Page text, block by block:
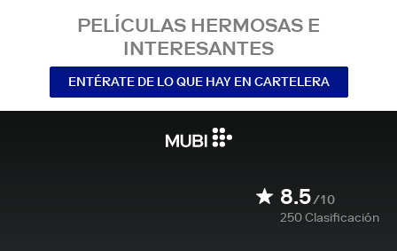
PELÍCULAS HERMOSAS E
INTERESANTES
ENTÉRATE DE LO QUE HAY EN CARTELERA
8.5/10
250Clasificación